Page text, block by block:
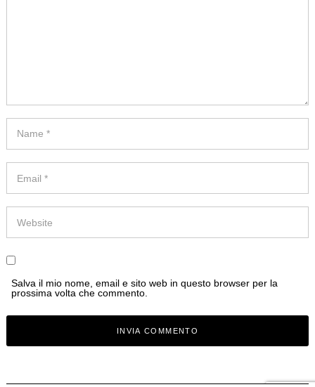
Salva il mio nome, email e sito web in questo browser per la
prossima volta che commento.